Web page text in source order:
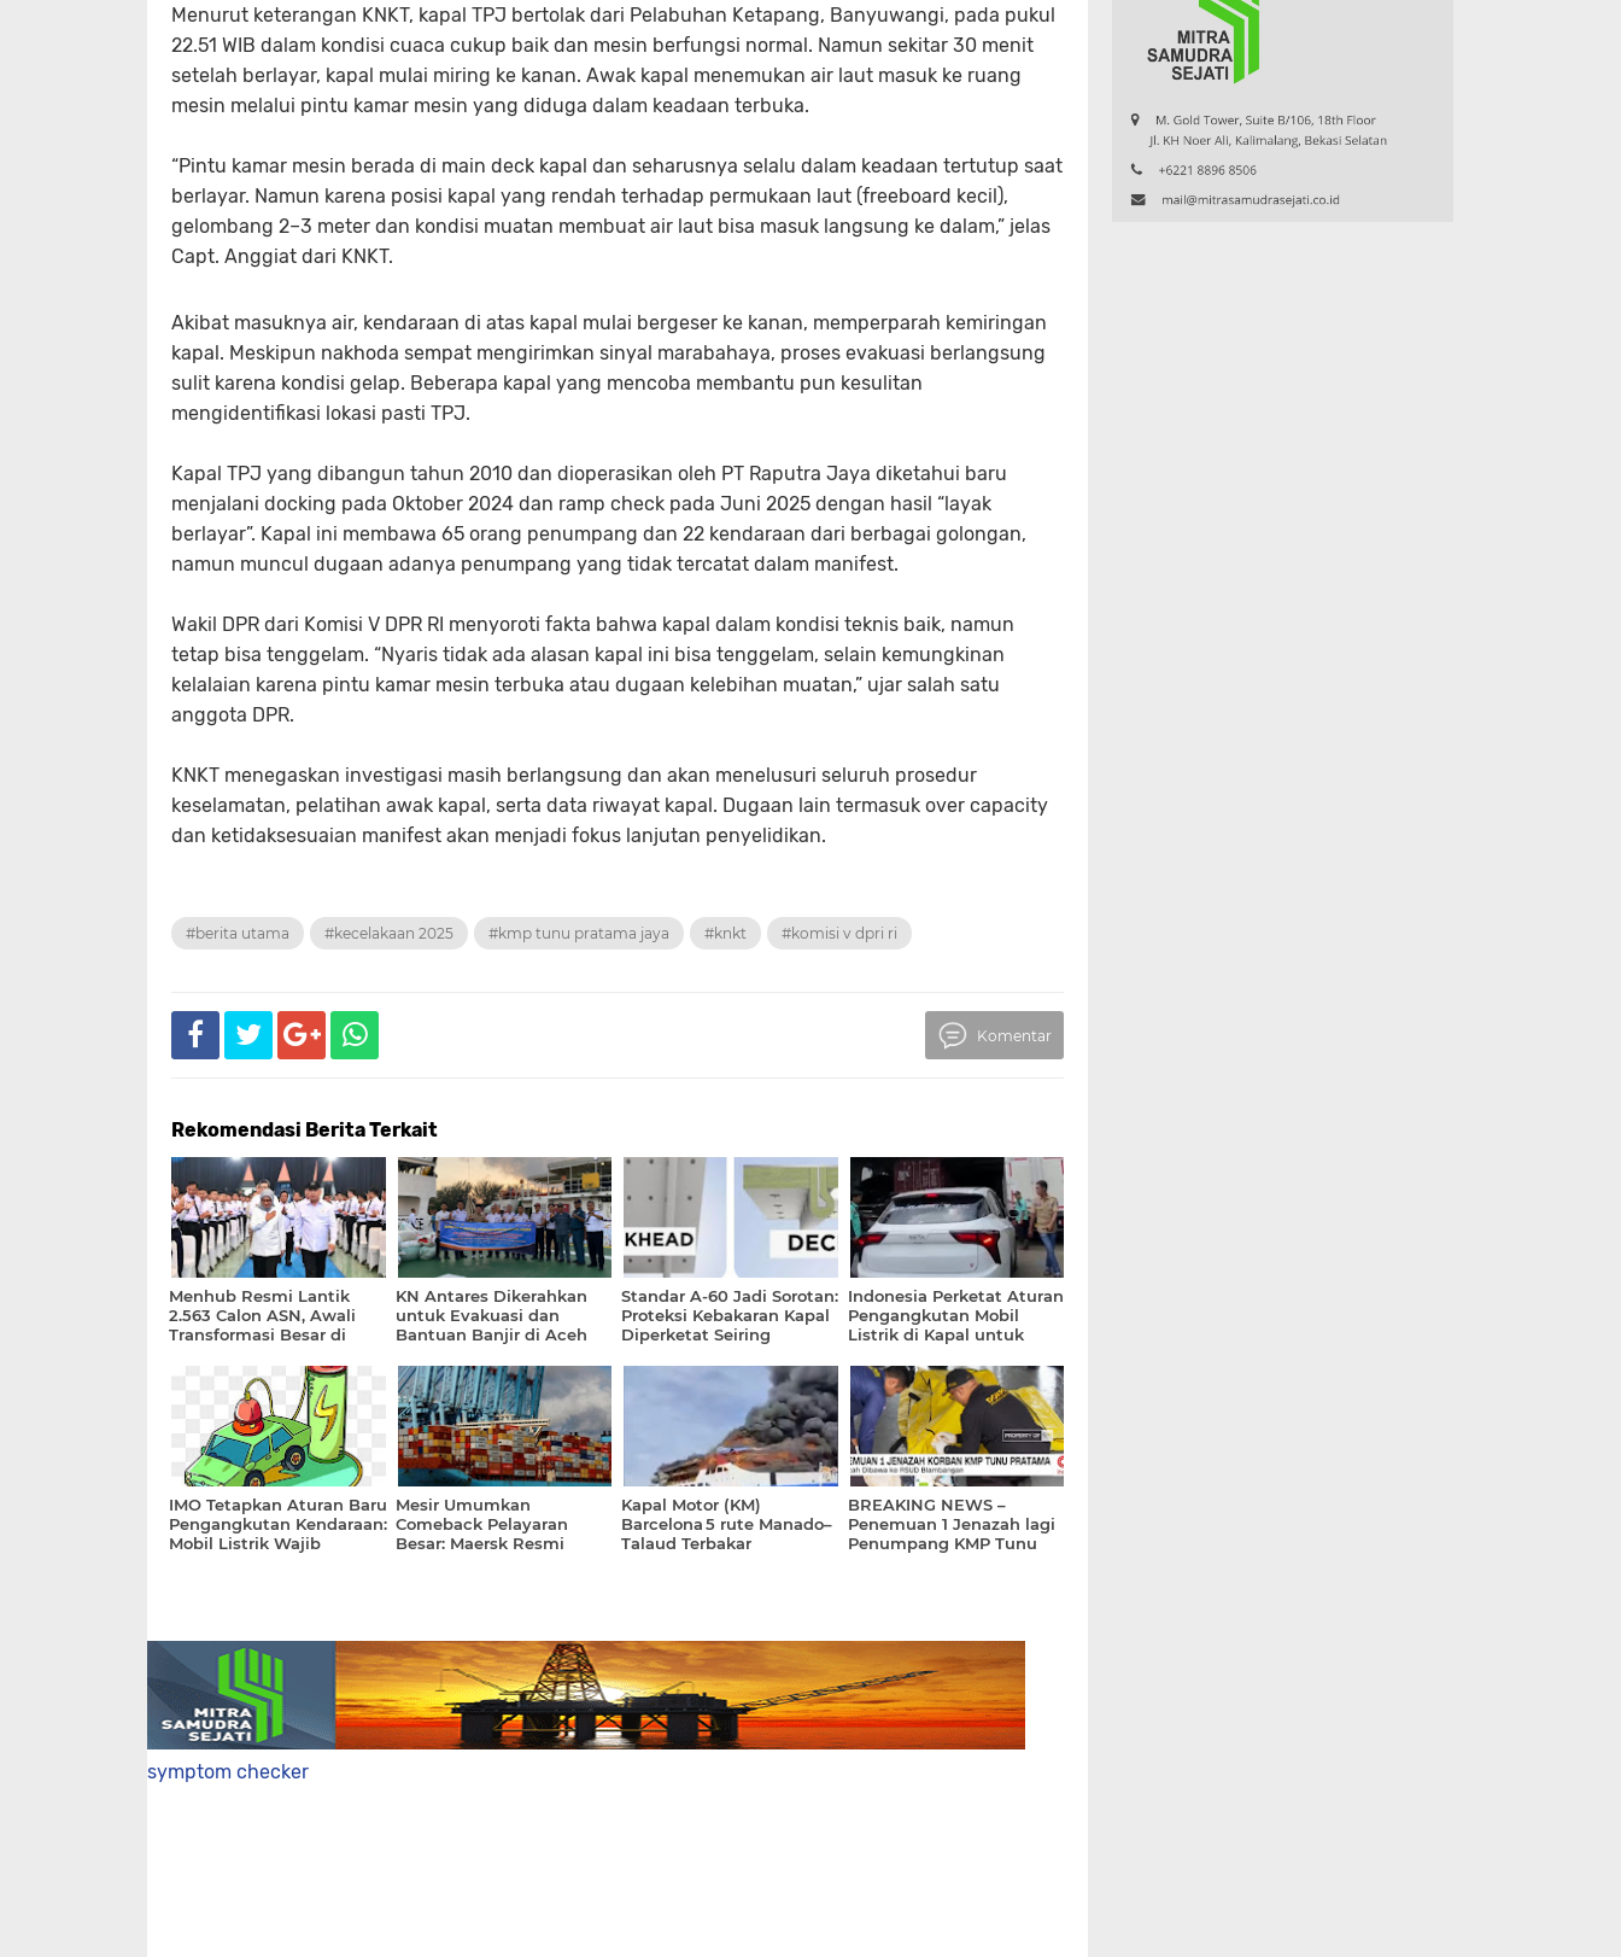
Menurut keterangan KNKT, kapal TPJ bertolak dari Pelabuhan Ketapang, Banyuwangi, pada pukul
22.51 WIB dalam kondisi cuaca cukup baik dan mesin berfungsi normal. Namun sekitar 30 menit
setelah berlayar, kapal mulai miring ke kanan. Awak kapal menemukan air laut masuk ke ruang
mesin melalui pintu kamar mesin yang diduga dalam keadaan terbuka.
“Pintu kamar mesin berada di main deck kapal dan seharusnya selalu dalam keadaan tertutup saat
berlayar. Namun karena posisi kapal yang rendah terhadap permukaan laut (freeboard kecil),
gelombang 2–3 meter dan kondisi muatan membuat air laut bisa masuk langsung ke dalam,” jelas
Capt. Anggiat dari KNKT.
Akibat masuknya air, kendaraan di atas kapal mulai bergeser ke kanan, memperparah kemiringan
kapal. Meskipun nakhoda sempat mengirimkan sinyal marabahaya, proses evakuasi berlangsung
sulit karena kondisi gelap. Beberapa kapal yang mencoba membantu pun kesulitan
mengidentifikasi lokasi pasti TPJ.
Kapal TPJ yang dibangun tahun 2010 dan dioperasikan oleh PT Raputra Jaya diketahui baru
menjalani docking pada Oktober 2024 dan ramp check pada Juni 2025 dengan hasil “layak
berlayar”. Kapal ini membawa 65 orang penumpang dan 22 kendaraan dari berbagai golongan,
namun muncul dugaan adanya penumpang yang tidak tercatat dalam manifest.
Wakil DPR dari Komisi V DPR RI menyoroti fakta bahwa kapal dalam kondisi teknis baik, namun
tetap bisa tenggelam. “Nyaris tidak ada alasan kapal ini bisa tenggelam, selain kemungkinan
kelalaian karena pintu kamar mesin terbuka atau dugaan kelebihan muatan,” ujar salah satu
anggota DPR.
KNKT menegaskan investigasi masih berlangsung dan akan menelusuri seluruh prosedur
keselamatan, pelatihan awak kapal, serta data riwayat kapal. Dugaan lain termasuk over capacity
dan ketidaksesuaian manifest akan menjadi fokus lanjutan penyelidikan.
#berita utama #kecelakaan 2025 #kmp tunu pratama jaya #knkt #komisi v dpri ri
Komentar
Rekomendasi Berita Terkait
Menhub Resmi Lantik
2.563 Calon ASN, Awali
Transformasi Besar di
KN Antares Dikerahkan
untuk Evakuasi dan
Bantuan Banjir di Aceh
Standar A-60 Jadi Sorotan:
Proteksi Kebakaran Kapal
Diperketat Seiring
Pengangkutan Mobil
Indonesia Perketat Aturan
Pengangkutan Mobil
Listrik di Kapal untuk
IMO Tetapkan Aturan Baru
Pengangkutan Kendaraan:
Mobil Listrik Wajib
Mesir Umumkan
Comeback Pelayaran
Besar: Maersk Resmi
Kapal Motor (KM)
Barcelona 5 rute Manado–
Talaud Terbakar
BREAKING NEWS –
Penemuan 1 Jenazah lagi
Penumpang KMP Tunu
symptom checker